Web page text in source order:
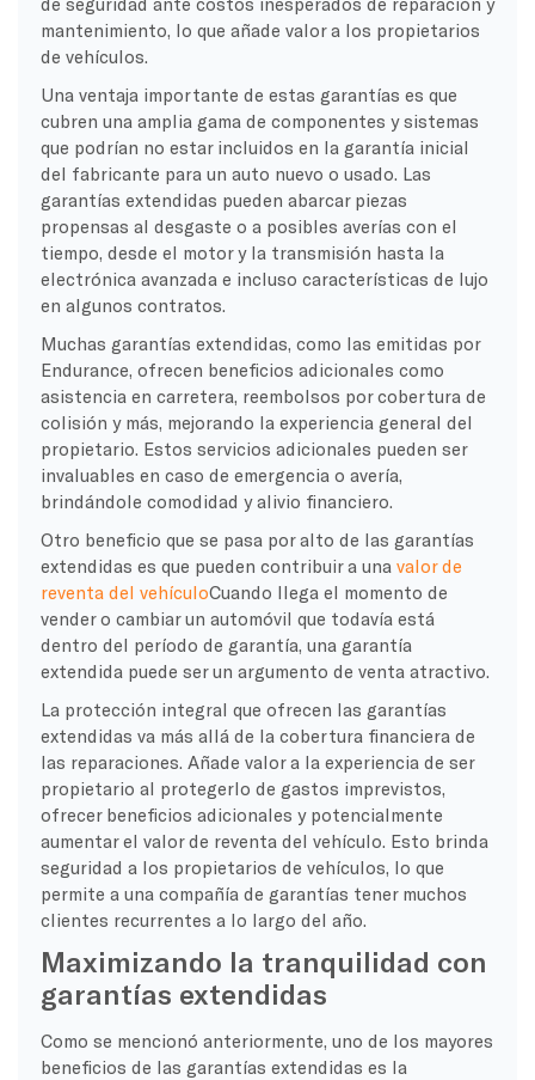
mantenimiento, lo que añade valor a los propietarios
de vehículos.
Una ventaja importante de estas garantías es que
cubren una amplia gama de componentes y sistemas
que podrían no estar incluidos en la garantía inicial
del fabricante para un auto nuevo o usado. Las
garantías extendidas pueden abarcar piezas
propensas al desgaste o a posibles averías con el
tiempo, desde el motor y la transmisión hasta la
electrónica avanzada e incluso características de lujo
en algunos contratos.
Muchas garantías extendidas, como las emitidas por
Endurance, ofrecen beneficios adicionales como
asistencia en carretera, reembolsos por cobertura de
colisión y más, mejorando la experiencia general del
propietario. Estos servicios adicionales pueden ser
invaluables en caso de emergencia o avería,
brindándole comodidad y alivio financiero.
Otro beneficio que se pasa por alto de las garantías
extendidas es que pueden contribuir a una valor de
reventa del vehículoCuando llega el momento de
vender o cambiar un automóvil que todavía está
dentro del período de garantía, una garantía
extendida puede ser un argumento de venta atractivo.
La protección integral que ofrecen las garantías
extendidas va más allá de la cobertura financiera de
las reparaciones. Añade valor a la experiencia de ser
propietario al protegerlo de gastos imprevistos,
ofrecer beneficios adicionales y potencialmente
aumentar el valor de reventa del vehículo. Esto brinda
seguridad a los propietarios de vehículos, lo que
permite a una compañía de garantías tener muchos
clientes recurrentes a lo largo del año.
Maximizando la tranquilidad con
garantías extendidas
Como se mencionó anteriormente, uno de los mayores
beneficios de las garantías extendidas es la